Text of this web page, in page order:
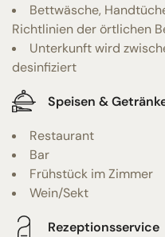
Bettwäsche,
Richtlinien der örtlichen
Unterkunft wird
desinfiziert
Speisen &
Restaurant
Bar
Frühstück im Zimmer
Wein/Sekt
Rezeptionsservice